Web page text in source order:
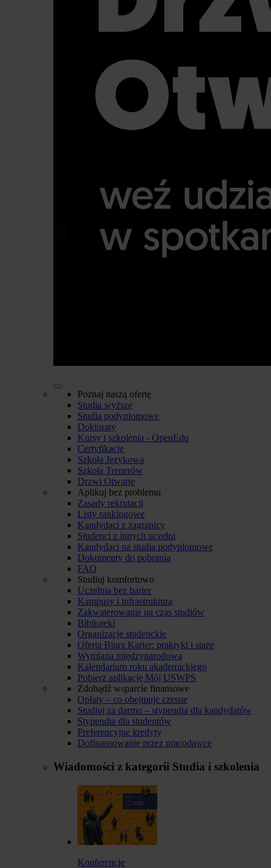
Poznaj naszą ofertę
Studia wyższe
Studia podyplomowe
Doktoraty
Kursy i szkolenia - OpenEdu
Certyfikacje
Szkoła Językowa
Szkoła Trenerów
Drzwi Otwarte
Aplikuj bez problemu
Zasady rekrutacji
Listy rankingowe
Kandydaci z zagranicy
Studenci z innych uczelni
Kandydaci na studia podyplomowe
Dokumenty do pobrania
FAQ
Studiuj komfortowo
Uczelnia bez barier
Kampusy i infrastruktura
Zakwaterowanie na czas studiów
Biblioteki
Organizacje studenckie
Oferta Biura Karier: praktyki i staże
Wymiana międzynarodowa
Kalendarium roku akademickiego
Pobierz aplikację Mój USWPS
Zdobądź wsparcie finansowe
Opłaty – co obejmuje czesne
Studiuj za darmo – stypendia dla kandydatów
Stypendia dla studentów
Preferencyjne kredyty
Dofinansowanie przez pracodawcę
Wiadomości z kategorii Studia i szkolenia
Konferencje